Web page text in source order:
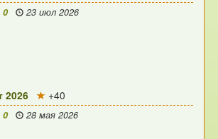
0 23 июл 2026
2026 +40
0 28 мая 2026